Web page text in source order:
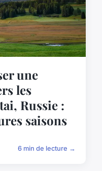
une
les
Russie :
saisons
6 min de lecture →